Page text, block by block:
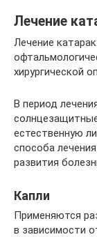
Лечение
Лечение
хирургической
В период
естественную
способа
развития
Капли
Применяются
в зависимости